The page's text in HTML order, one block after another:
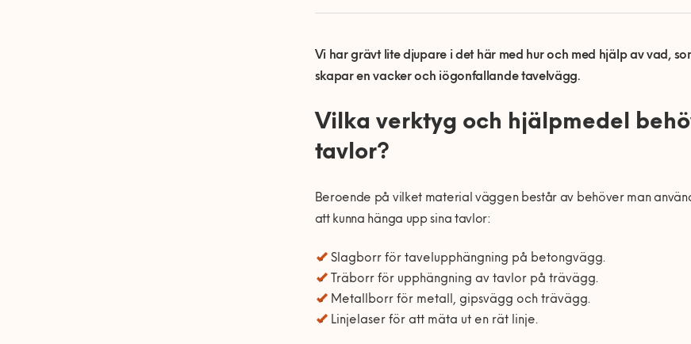
Vi har grävt lite djupare i det här med hur och med hjälp av vad,
skapar en vacker och iögonfallande tavelvägg.
Vilka verktyg och hjälpmedel
tavlor?
Beroende på vilket material väggen består av behöver man
att kunna hänga upp sina tavlor:
Slagborr för tavelupphängning på betongvägg.
Träborr för upphängning av tavlor på trävägg.
Metallborr för metall, gipsvägg och trävägg.
Linjelaser för att mäta ut en rät linje.